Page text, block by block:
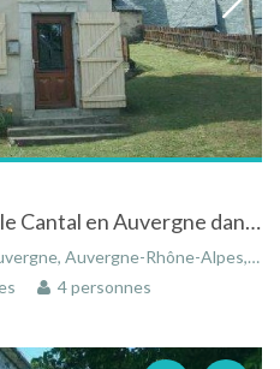
Maison à Trémouille dans le Cantal en Auvergne dans petit village de l'Artense
Auvergne-Rhône-Alpes, France
4 personnes